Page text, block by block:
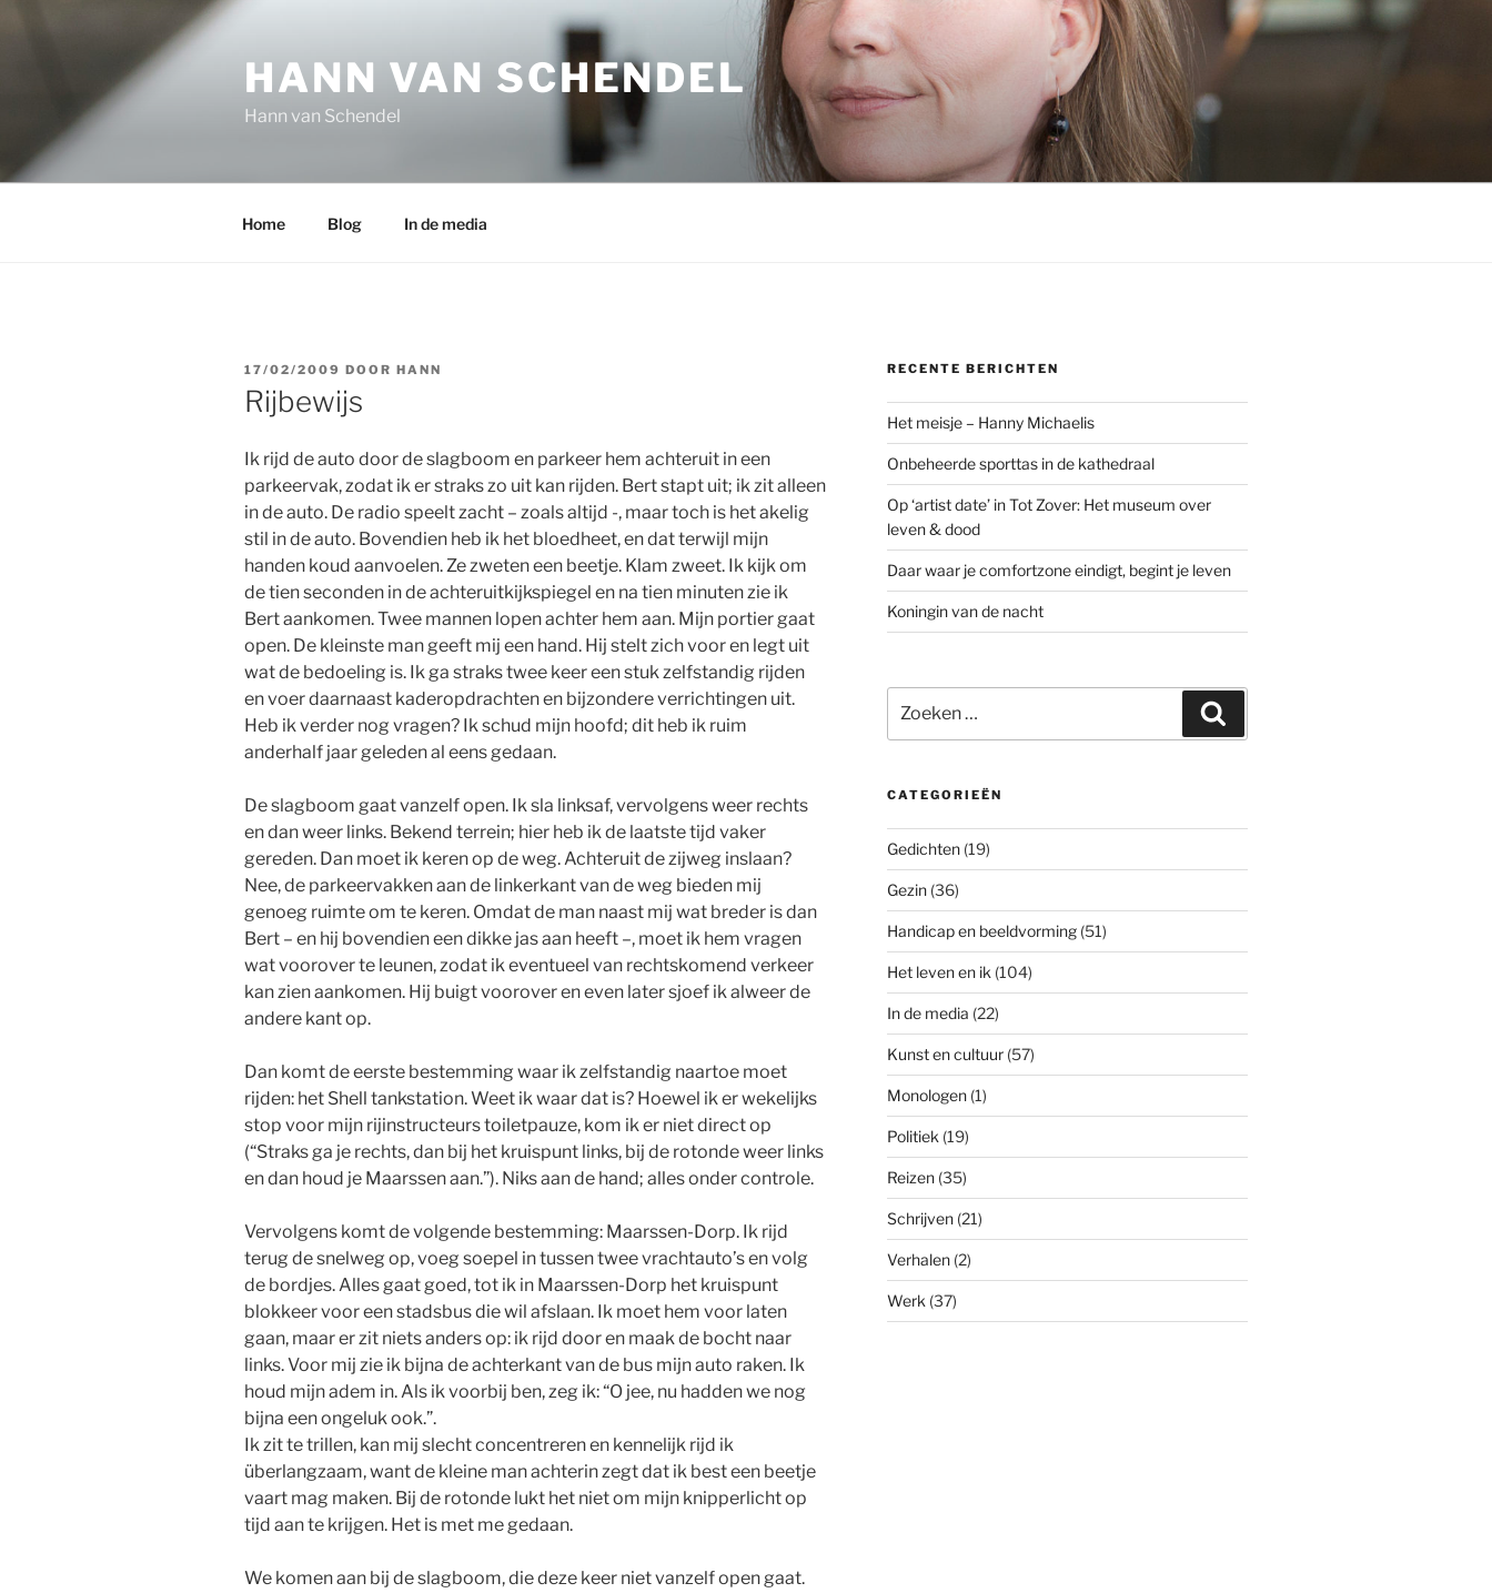
HANN VAN SCHENDEL
Hann van Schendel
Home Blog In de media
GEPLAATST
OP
17/02/2009 DOOR HANN
Rijbewijs
Ik rijd de auto door de slagboom en parkeer hem achteruit in een
parkeervak, zodat ik er straks zo uit kan rijden. Bert stapt uit; ik zit alleen
in de auto. De radio speelt zacht – zoals altijd -, maar toch is het akelig
stil in de auto. Bovendien heb ik het bloedheet, en dat terwijl mijn
handen koud aanvoelen. Ze zweten een beetje. Klam zweet. Ik kijk om
de tien seconden in de achteruitkijkspiegel en na tien minuten zie ik
Bert aankomen. Twee mannen lopen achter hem aan. Mijn portier gaat
open. De kleinste man geeft mij een hand. Hij stelt zich voor en legt uit
wat de bedoeling is. Ik ga straks twee keer een stuk zelfstandig rijden
en voer daarnaast kaderopdrachten en bijzondere verrichtingen uit.
Heb ik verder nog vragen? Ik schud mijn hoofd; dit heb ik ruim
anderhalf jaar geleden al eens gedaan.
De slagboom gaat vanzelf open. Ik sla linksaf, vervolgens weer rechts
en dan weer links. Bekend terrein; hier heb ik de laatste tijd vaker
gereden. Dan moet ik keren op de weg. Achteruit de zijweg inslaan?
Nee, de parkeervakken aan de linkerkant van de weg bieden mij
genoeg ruimte om te keren. Omdat de man naast mij wat breder is dan
Bert – en hij bovendien een dikke jas aan heeft –, moet ik hem vragen
wat voorover te leunen, zodat ik eventueel van rechtskomend verkeer
kan zien aankomen. Hij buigt voorover en even later sjoef ik alweer de
andere kant op.
Dan komt de eerste bestemming waar ik zelfstandig naartoe moet
rijden: het Shell tankstation. Weet ik waar dat is? Hoewel ik er wekelijks
stop voor mijn rijinstructeurs toiletpauze, kom ik er niet direct op
(“Straks ga je rechts, dan bij het kruispunt links, bij de rotonde weer links
en dan houd je Maarssen aan.”). Niks aan de hand; alles onder controle.
Vervolgens komt de volgende bestemming: Maarssen-Dorp. Ik rijd
terug de snelweg op, voeg soepel in tussen twee vrachtauto’s en volg
de bordjes. Alles gaat goed, tot ik in Maarssen-Dorp het kruispunt
blokkeer voor een stadsbus die wil afslaan. Ik moet hem voor laten
gaan, maar er zit niets anders op: ik rijd door en maak de bocht naar
links. Voor mij zie ik bijna de achterkant van de bus mijn auto raken. Ik
houd mijn adem in. Als ik voorbij ben, zeg ik: “O jee, nu hadden we nog
bijna een ongeluk ook.”.
Ik zit te trillen, kan mij slecht concentreren en kennelijk rijd ik
überlangzaam, want de kleine man achterin zegt dat ik best een beetje
vaart mag maken. Bij de rotonde lukt het niet om mijn knipperlicht op
tijd aan te krijgen. Het is met me gedaan.
We komen aan bij de slagboom, die deze keer niet vanzelf open gaat.
RECENTE BERICHTEN
Het meisje – Hanny Michaelis
Onbeheerde sporttas in de kathedraal
Op ‘artist date’ in Tot Zover: Het museum over
leven & dood
Daar waar je comfortzone eindigt, begint je leven
Koningin van de nacht
naar:
CATEGORIEËN
Gedichten(19)
Gezin(36)
Handicap en beeldvorming(51)
Het leven en ik (104)
In de media (22)
Kunst en cultuur(57)
Monologen(1)
Politiek (19)
Reizen(35)
Schrijven(21)
Verhalen(2)
Werk (37)